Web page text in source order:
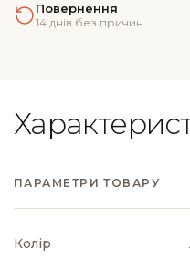
Повернення
14 днів без причин
ПАРАМЕТРИ ТОВАРУ
Колір